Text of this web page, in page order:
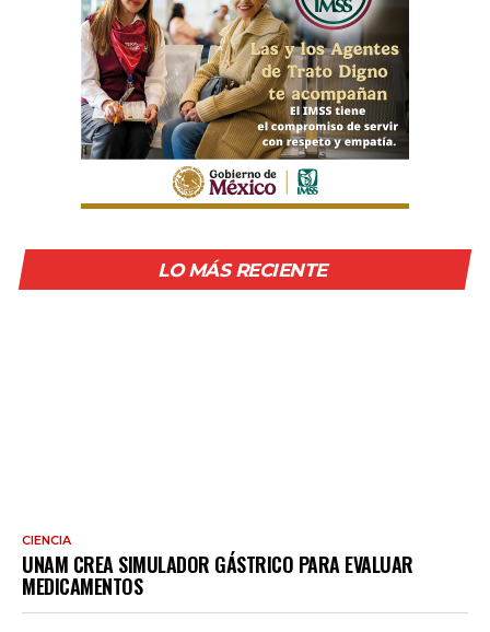
LO MÁS RECIENTE
CIENCIA
UNAM CREA SIMULADOR GÁSTRICO PARA EVALUAR
MEDICAMENTOS